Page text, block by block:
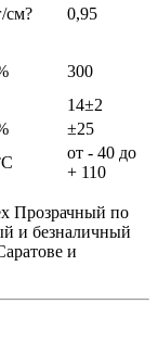
см?
0,95
300
14±2
±25
от - 40 до
+ 110
Прозрачный по
и безналичный
и